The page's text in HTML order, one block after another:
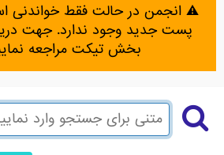
⚠️ انجمن در حالت فقط خواندنی
پست جدید وجود ندارد. جهت
بخش تیکت مراجعه